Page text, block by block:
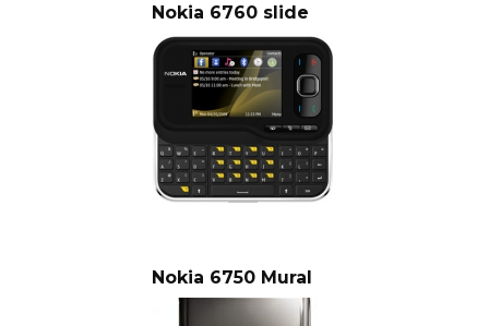
Nokia 6760 slide
Nokia 6750 Mural